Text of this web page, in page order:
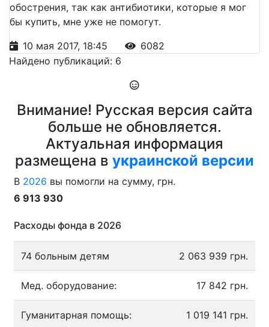
обострения, так как антибиотики, которые я мог
бы купить, мне уже не помогут.
10 мая 2017, 18:45
6082
Найдено публикаций: 6
Внимание! Русская версия сайта
больше не обновляется.
Актуальная информация
размещена в украинской версии
В 2026 вы помогли на сумму, грн.
6 913 930
Расходы фонда в 2026
74 больным детям 2 063 939 грн.
Мед. оборудование: 17 842 грн.
Гуманитарная помощь: 1 019 141 грн.